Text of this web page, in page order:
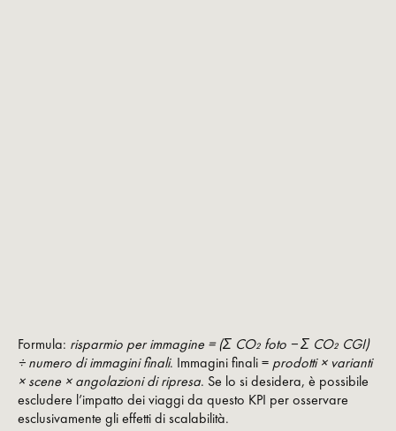
Formula: risparmio per immagine = (Σ CO₂ foto − Σ CO₂ CGI)
÷ numero di immagini finali. Immagini finali = prodotti × varianti
× scene × angolazioni di ripresa. Se lo si desidera, è possibile
escludere l’impatto dei viaggi da questo KPI per osservare
esclusivamente gli effetti di scalabilità.